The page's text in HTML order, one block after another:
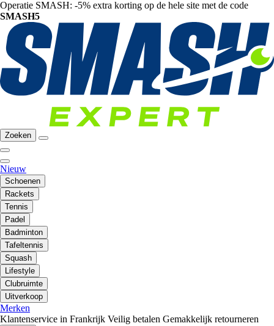
Operatie SMASH: -5% extra korting op de hele site met de code
SMASH5
Zoeken
Nieuw
Schoenen
Rackets
Tennis
Padel
Badminton
Tafeltennis
Squash
Lifestyle
Clubruimte
Uitverkoop
Merken
Klantenservice in Frankrijk Veilig betalen Gemakkelijk retourneren